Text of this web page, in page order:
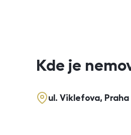
Kde je
ul. Viklefova, Praha